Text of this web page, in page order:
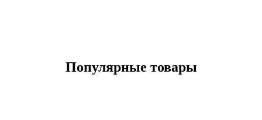
Популярные товары